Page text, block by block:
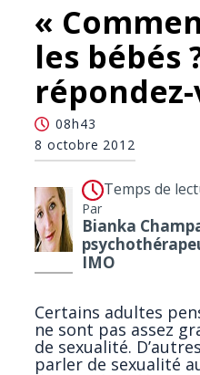
«
les bébés
répondez-
08h43
8 octobre 2012
Temps de
Par
Bianka
IMO
Certains adultes
ne sont pas assez
de sexualité.
parler de sexualité